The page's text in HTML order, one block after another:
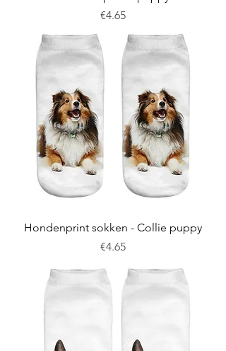
Price
€4.65
Hondenprint sokken - Collie puppy
Price
€4.65